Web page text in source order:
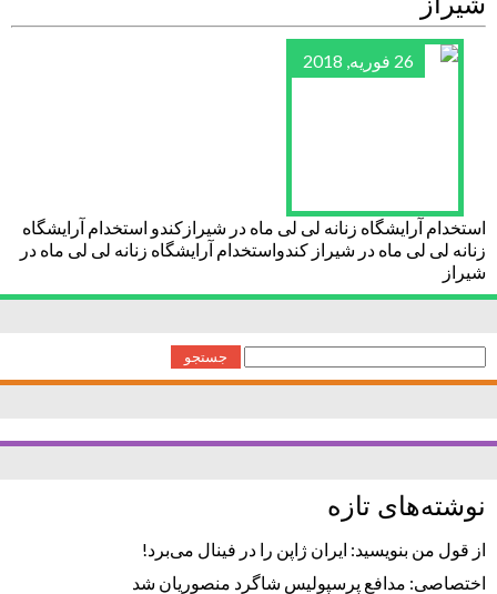
26 فوریه, 2018
استخدام آرایشگاه زنانه لی لی ماه در شیرازکندو استخدام آرایشگاه
زنانه لی لی ماه در شیراز کندواستخدام آرایشگاه زنانه لی لی ماه در
شیراز
جستجو
برای:
نوشته‌های تازه
از قول من بنویسید: ایران ژاپن را در فینال می‌برد!
اختصاصی: مدافع پرسپولیس شاگرد منصوریان شد